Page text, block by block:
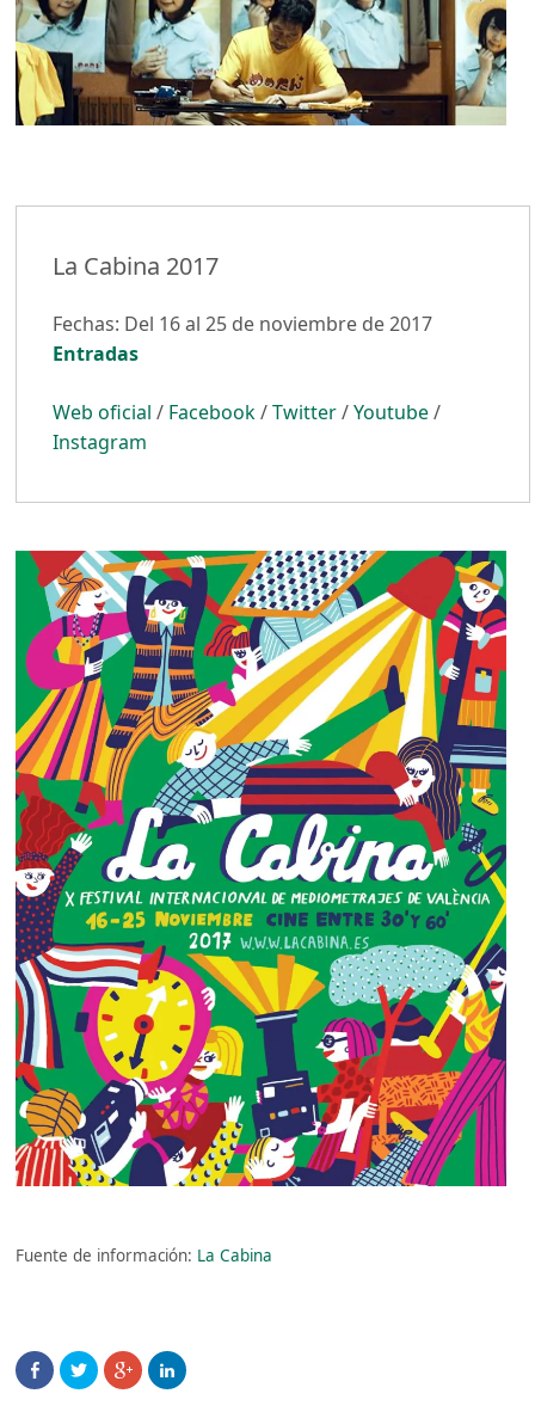
La Cabina 2017
Fechas: Del 16 al 25 de noviembre de 2017
Entradas
Web oficial / Facebook/Twitter/Youtube/
Instagram
Fuente de información: La Cabina